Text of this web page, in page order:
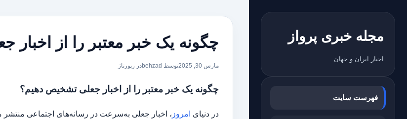
مجله خبری پرواز
اخبار ایران و جهان
فهرست سایت
چگونه یک خبر معتبر را از
مارس 30, 2025 توسط behzad در رپورتاژ
چگونه یک خبر معتبر را از اخبار جعلی تشخیص دهیم؟
در دنیای امروز ، اخبار جعلی به‌سرعت در رسانه‌های اجتماعی